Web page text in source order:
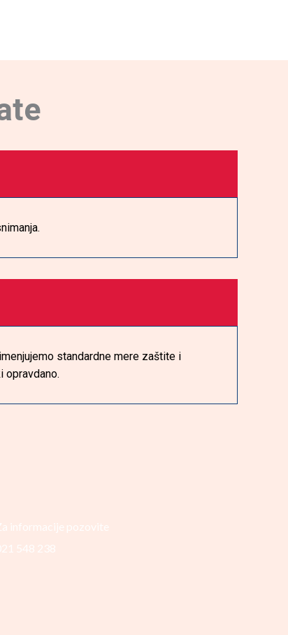
standardne mere zaštite i
opravdano.
informacije pozovite
548 238